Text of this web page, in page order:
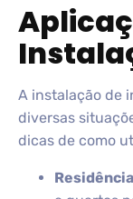
A instalação de
diversas
dicas de como